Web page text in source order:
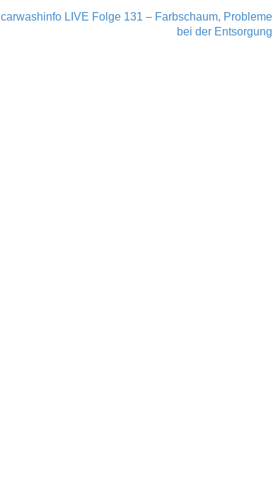
carwashinfo LIVE Folge 131 – Farbschaum, Probleme
bei der Entsorgung